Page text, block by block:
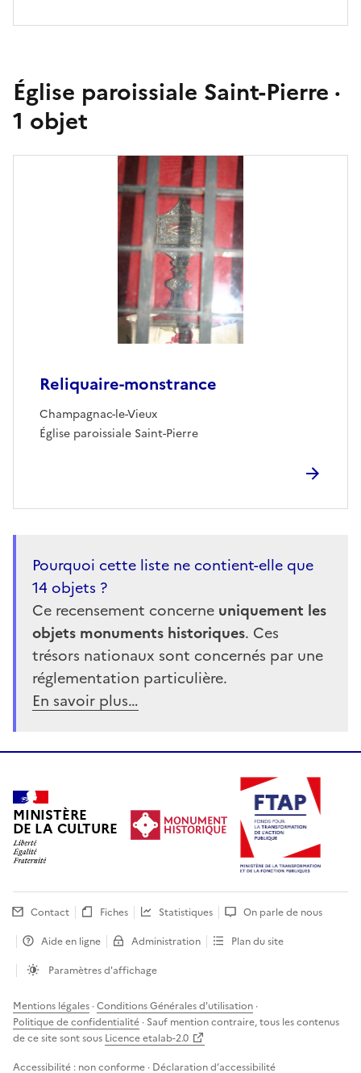
Église paroissiale Saint-Pierre ·
1 objet
Reliquaire-monstrance
Champagnac-le-Vieux
Église paroissiale Saint-Pierre
Pourquoi cette liste ne contient-elle que
14 objets ?
Ce recensement concerne uniquement les
objets monuments historiques. Ces
trésors nationaux sont concernés par une
réglementation particulière.
En savoir plus…
MINISTÈRE
DE LA CULTURE
Contact Fiches Statistiques
On parle de nous
Aide en ligne
Administration
Plan du site
Paramètres d'affichage
Mentions légales ·Conditions Générales d'utilisation ·
Politique de confidentialité · Sauf mention contraire, tous les contenus
de ce site sont sous Licence etalab-2.0
Accessibilité : non conforme · Déclaration d’accessibilité